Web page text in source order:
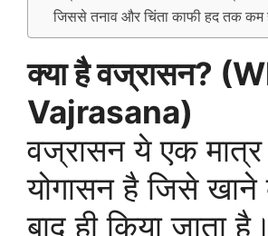
जिससे तनाव और चिंता काफी हद तक कम
क्या है वज्रासन?
Vajrasana)
वज्रासन ये एक मात्र
योगासन है जिसे
बाद ही किया जाता है।